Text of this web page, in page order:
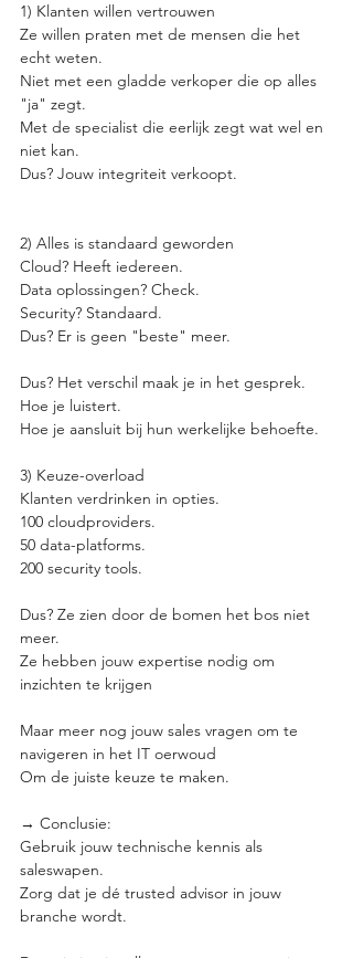
1) Klanten willen vertrouwen
Ze willen praten met de mensen die het
echt weten.
Niet met een gladde verkoper die op alles
"ja" zegt.
Met de specialist die eerlijk zegt wat wel en
niet kan.
Dus? Jouw integriteit verkoopt.
2) Alles is standaard geworden
Cloud? Heeft iedereen.
Data oplossingen? Check.
Security? Standaard.
Dus? Er is geen "beste" meer.
Dus? Het verschil maak je in het gesprek.
Hoe je luistert.
Hoe je aansluit bij hun werkelijke behoefte.
3) Keuze-overload
Klanten verdrinken in opties.
100 cloudproviders.
50 data-platforms.
200 security tools.
Dus? Ze zien door de bomen het bos niet
meer.
Ze hebben jouw expertise nodig om
inzichten te krijgen
Maar meer nog jouw sales vragen om te
navigeren in het IT oerwoud
Om de juiste keuze te maken.
→ Conclusie:
Gebruik jouw technische kennis als
saleswapen.
Zorg dat je dé trusted advisor in jouw
branche wordt.